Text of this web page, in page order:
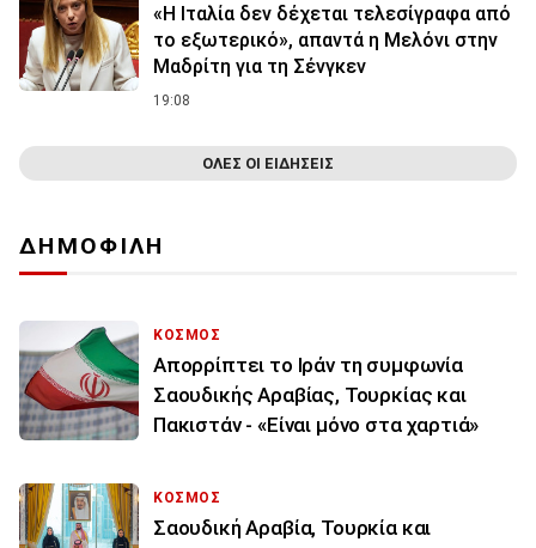
«Η Ιταλία δεν δέχεται τελεσίγραφα από
το εξωτερικό», απαντά η Μελόνι στην
Μαδρίτη για τη Σένγκεν
19:08
ΟΛΕΣ ΟΙ ΕΙΔΗΣΕΙΣ
ΔΗΜΟΦΙΛΗ
ΚΟΣΜΟΣ
Απορρίπτει το Ιράν τη συμφωνία
Σαουδικής Αραβίας, Τουρκίας και
Πακιστάν - «Είναι μόνο στα χαρτιά»
ΚΟΣΜΟΣ
Σαουδική Αραβία, Τουρκία και